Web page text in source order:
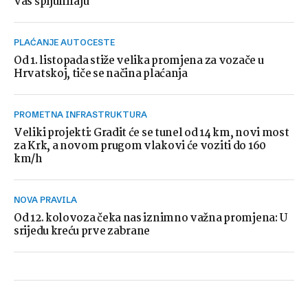
PLAĆANJE AUTOCESTE
Od 1. listopada stiže velika promjena za vozače u
Hrvatskoj, tiče se načina plaćanja
PROMETNA INFRASTRUKTURA
Veliki projekti: Gradit će se tunel od 14 km, novi most
za Krk, a novom prugom vlakovi će voziti do 160
km/h
NOVA PRAVILA
Od 12. kolovoza čeka nas iznimno važna promjena: U
srijedu kreću prve zabrane